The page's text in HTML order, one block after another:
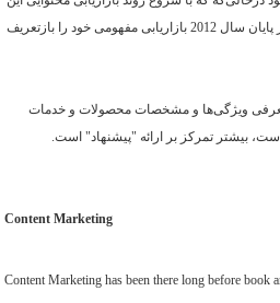
بودجه به 21% در سال 2012 رسید. اما از پایان سال 2012 بازاریابی مفهومی خود را بازتعریف
معرفی ویژگی‌ها و مشخصات محصولات و خدمات
بیشتر تمرکز بر ارائه "پیشنهاد" است.
Content Marketing
Content Marketing has been there long before book